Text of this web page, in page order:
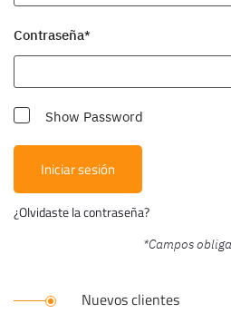
Contraseña
Show Password
Iniciar sesión
¿Olvidaste la contraseña?
Nuevos clientes